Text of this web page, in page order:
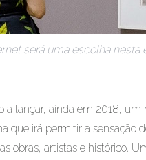
será uma escolha nesta
lançar, ainda em 2018,
que irá permitir a sensação
obras, artistas e histórico.